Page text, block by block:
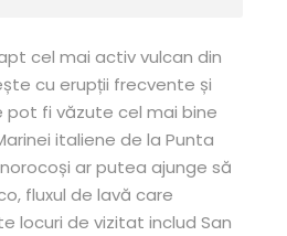
cel mai activ vulcan din
cu erupții frecvente și
fi văzute cel mai bine
italiene de la Punta
ar putea ajunge să
fluxul de lavă care
locuri de vizitat includ San